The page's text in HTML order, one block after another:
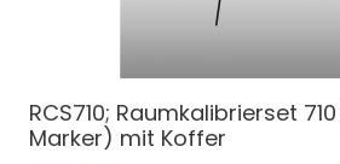
RCS710; Raumkalibrierset
Marker) mit Koffer